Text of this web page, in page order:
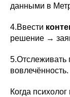
данными в
4.Ввести
решение →
5.Отслеживать
вовлечённость.
Когда